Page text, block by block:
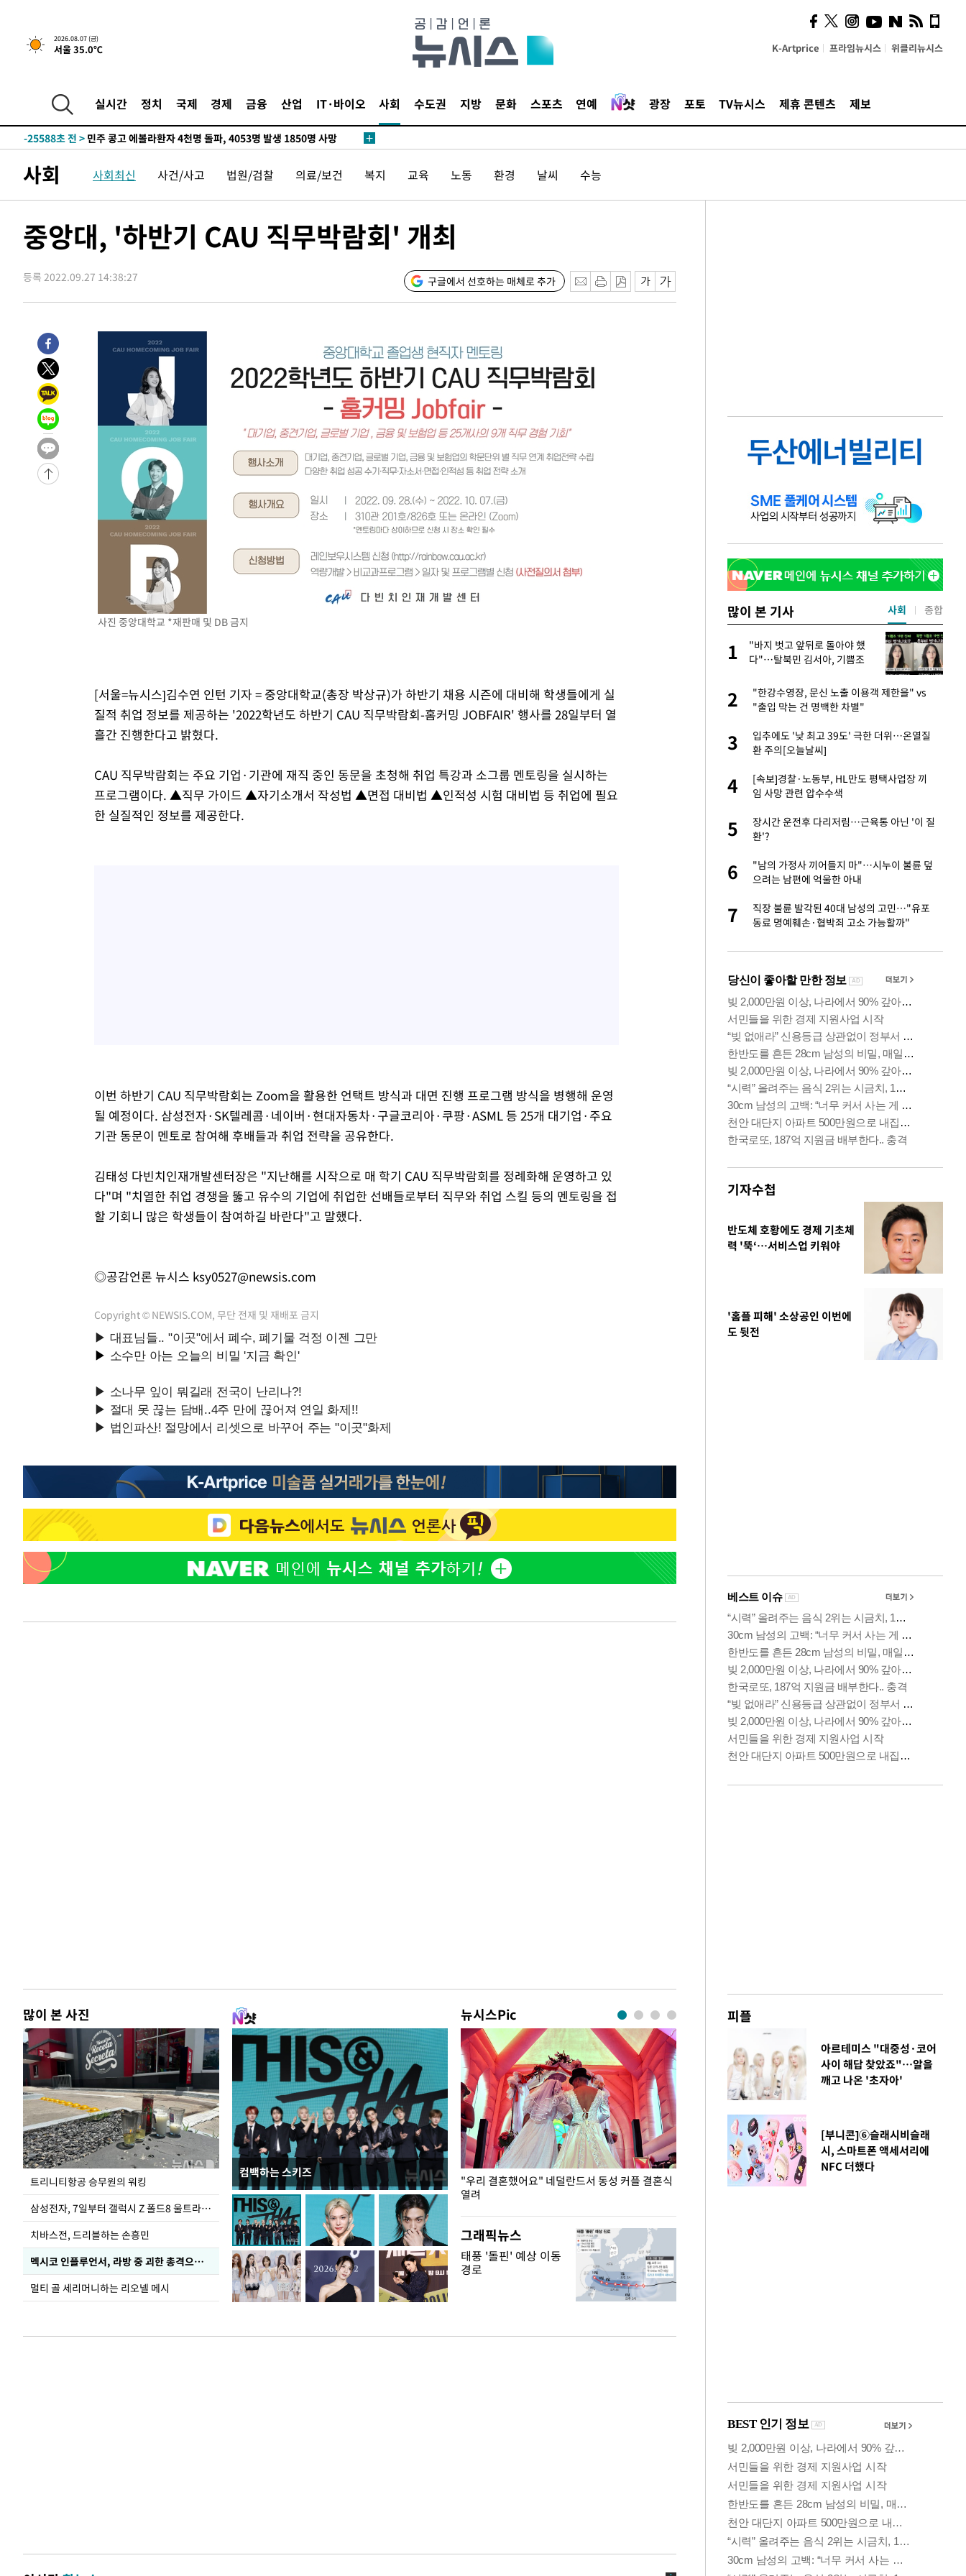
2026.08.07 (금)
서울 35.0℃ K-Artprice 프라임뉴시스 위클리뉴시스
실시간 정치 국제 경제 금융 산업 IT·바이오 사회 수도권 지방 문화 스포츠 연예 광장 포토 TV뉴시스 제휴 콘텐츠 제보
-7924초 전 >[속보] 뉴욕증시, 일제 하락 마감…나스닥 0.06%↓
25.3%↑
-29122초 전 >
[속보]'채상병 순직 책임' 임성근, 항소심도 징역 3년
-28988초 전 >
-25588초 전 > 민주 콩고 에볼라환자 4천명 돌파, 4053명 발생 1850명 사망
-24032초 전 >
"미 전국적 살모네라 식중독 원인은 멕시코산 할라피뇨"-- CDC
-22545초 전 >[속보]경찰·노동부, HL만도 평택사업장 끼임 사망 관련 압수수색
압수수색
-22181초 전 >[속보]원·달러 환율, 오전 9시 1423.8원
-21963초 전 >[속보]코스닥, 5.95포인트(0.74%) 상승한 807.62개장
-21931초 전 >[속보]코스피, 6300선 재탈환…1.09% 오른 6365.07 개장
-18394초 전 >
입추에도 극한더위…서울 낮 39도 '폭염중대경보'
-13358초 전 >
이란, 호르무즈서 "적국 목표물들"과 대치로 남부 케슘섬에서 두차
례 큰 폭발음
-12073초 전 >
[속보]美, 폴리실리콘 수입 규제…파생제품 15% 관세, 120일 후
발효
-10224초 전 >
[속보]트럼프, 美 원정출산 금지 행정명령 서명
-7924초 전 >
[속보] 뉴욕증시, 일제 하락 마감…나스닥 0.06%↓
-31962초 전 >
[속보] 7월 중국 수출 23.9%↑ 수입 27.5%↑…무역총액
25.3%↑
-29122초 전 >
[속보]'채상병 순직 책임' 임성근, 항소심도 징역 3년
-28988초 전 >
[속보]종합특검, '관저이전 봐주기 감사' 유병호 구속기소
민주 콩고 에볼라환자 4천명 돌파, 4053명 발생 1850명 사망
[속보]'300억원대 사기 혐의' 차가원 대표 구속 송치
"미 전국적 살모네라 식중독 원인은 멕시코산 할라피뇨"-- CDC
[속보]경찰·노동부, HL만도 평택사업장 끼임 사망 관련 압수수색
[속보]합수본, '투표율 허위 입력' 중앙·서울·경기도 선관위 등 9곳
[속보]원·달러 환율, 오전 9시 1423.8원
[속보]삼성전자·SK하이닉스 동반 강보합…1%대 상승 출발
입추에도 극한더위…서울 낮 39도 '폭염중대경보'
이란, 호르무즈서 "적국 목표물들"과 대치로 남부 케슘섬에서 두차
[속보]美, 폴리실리콘 수입 규제…파생제품 15% 관세, 120일 후
[속보] 뉴욕증시, 일제 하락 마감…나스닥 0.06%↓
사회 사회최신 사건/사고 법원/검찰 의료/보건 복지 교육 노동 환경 날씨 수능
중앙대, '하반기 CAU 직무박람회' 개최
등록 2022.09.27 14:38:27 구글에서 선호하는 매체로 추가
사진 중앙대학교 *재판매 및 DB 금지
[서울=뉴시스]김수연 인턴 기자 = 중앙대학교(총장 박상규)가 하반기 채용 시즌에 대비해 학생들에게 실
질적 취업 정보를 제공하는 '2022학년도 하반기 CAU 직무박람회-홈커밍 JOBFAIR' 행사를 28일부터 열
흘간 진행한다고 밝혔다.
CAU 직무박람회는 주요 기업·기관에 재직 중인 동문을 초청해 취업 특강과 소그룹 멘토링을 실시하는
프로그램이다. ▲직무 가이드 ▲자기소개서 작성법 ▲면접 대비법 ▲인적성 시험 대비법 등 취업에 필요
한 실질적인 정보를 제공한다.
이번 하반기 CAU 직무박람회는 Zoom을 활용한 언택트 방식과 대면 진행 프로그램 방식을 병행해 운영
될 예정이다. 삼성전자·SK텔레콤·네이버·현대자동차·구글코리아·쿠팡·ASML 등 25개 대기업·주요
기관 동문이 멘토로 참여해 후배들과 취업 전략을 공유한다.
김태성 다빈치인재개발센터장은 "지난해를 시작으로 매 학기 CAU 직무박람회를 정례화해 운영하고 있
다"며 "치열한 취업 경쟁을 뚫고 유수의 기업에 취업한 선배들로부터 직무와 취업 스킬 등의 멘토링을 접
할 기회니 많은 학생들이 참여하길 바란다"고 말했다.
◎공감언론 뉴시스 ksy0527@newsis.com
Copyright © NEWSIS.COM, 무단 전재 및 재배포 금지
많이 본 사진
트리니티항공 승무원의 워킹
삼성전자, 7일부터 갤럭시 Z 폴드8 울트라·폴드8·플립8 출시
치바스전, 드리블하는 손흥민
멕시코 인플루언서, 라방 중 괴한 총격으로 사망
멀티 골 세리머니하는 리오넬 메시
컴백하는 스키즈
뉴시스Pic
입추 코앞인데 전국엔 찜통 더위
"우리 결혼했어요" 네덜란드서 동성 커플 결혼식
열려
폭염으로 멈춘 프로야구… 발걸음 돌리는 팬들
그래픽뉴스
태풍 '돌핀' 예상 이동
경로
많이 본 기사
2
"바지 벗고 앞뒤로 돌아야 했다"…탈북민 김
서아, 기쁨조 검사 수치심 회상
4
"여군 지원 막힌 UDT 훈련 직접 해봤습니
다"…707 출신 女유튜버 '완벽 소화'
1
"바지 벗고 앞뒤로 돌아야 했
다"…탈북민 김서아, 기쁨조
2
"한강수영장, 문신 노출 이용객 제한을" vs
"출입 막는 건 명백한 차별"
3
입추에도 '낮 최고 39도' 극한 더위…온열질
환 주의[오늘날씨]
4
[속보]경찰·노동부, HL만도 평택사업장 끼
임 사망 관련 압수수색
5
장시간 운전후 다리저림…근육통 아닌 '이 질
환'?
6
"남의 가정사 끼어들지 마"…시누이 불륜 덮
으려는 남편에 억울한 아내
7
직장 불륜 발각된 40대 남성의 고민…"유포
동료 명예훼손·협박죄 고소 가능할까"
사회 종합
기자수첩
반도체 호황에도 경제 기초체
력 '뚝‘…서비스업 키워야
'홈플 피해' 소상공인 이번에
도 뒷전
피플
아르테미스 "대중성·코어
사이 해답 찾았죠"…알을
깨고 나온 '초자아'
[부니콘]⑥슬래시비슬래
시, 스마트폰 액세서리에
NFC 더했다